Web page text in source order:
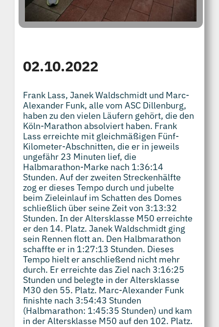
02.10.2022
Frank Lass, Janek Waldschmidt und Marc-
Alexander Funk, alle vom ASC Dillenburg,
haben zu den vielen Läufern gehört, die den
Köln-Marathon absolviert haben. Frank
Lass erreichte mit gleichmäßigen Fünf-
Kilometer-Abschnitten, die er in jeweils
ungefähr 23 Minuten lief, die
Halbmarathon-Marke nach 1:36:14
Stunden. Auf der zweiten Streckenhälfte
zog er dieses Tempo durch und jubelte
beim Zieleinlauf im Schatten des Domes
schließlich über seine Zeit von 3:13:32
Stunden. In der Altersklasse M50 erreichte
er den 14. Platz. Janek Waldschmidt ging
sein Rennen flott an. Den Halbmarathon
schaffte er in 1:27:13 Stunden. Dieses
Tempo hielt er anschließend nicht mehr
durch. Er erreichte das Ziel nach 3:16:25
Stunden und belegte in der Altersklasse
M30 den 55. Platz. Marc-Alexander Funk
finishte nach 3:54:43 Stunden
(Halbmarathon: 1:45:35 Stunden) und kam
in der Altersklasse M50 auf den 102. Platz.